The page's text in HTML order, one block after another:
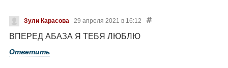
Зули Карасова 29 апреля 2021 в 16:12
ВПЕРЕД АБАЗА Я ТЕБЯ ЛЮБЛЮ
Ответить